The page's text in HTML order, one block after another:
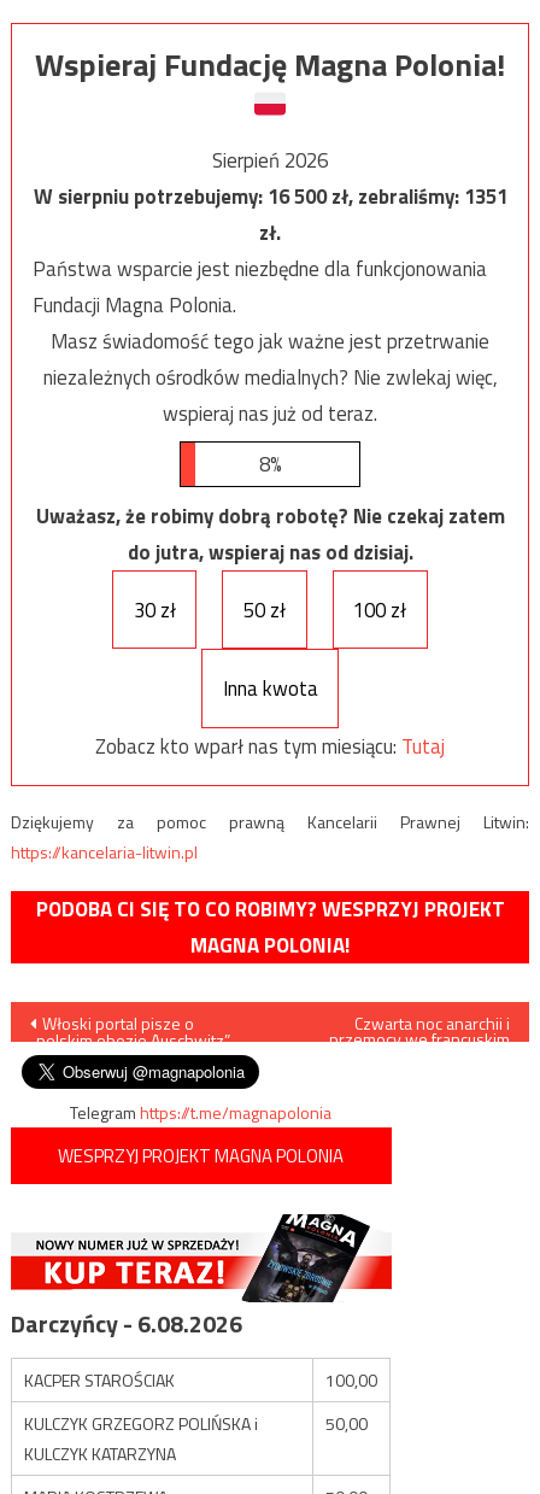
Wspieraj Fundację Magna Polonia!
Sierpień 2026
W sierpniu potrzebujemy:16 500zł, zebraliśmy:1351
zł.
Państwa wsparcie jest niezbędne dla funkcjonowania
Fundacji Magna Polonia.
Masz świadomość tego jak ważne jest przetrwanie
niezależnych ośrodków medialnych? Nie zwlekaj więc,
wspieraj nas już od teraz.
8%
Uważasz, że robimy dobrą robotę? Nie czekaj zatem
do jutra, wspieraj nas od dzisiaj.
30 zł
50 zł 100 zł
Inna kwota
Zobacz kto wparł nas tym miesiącu: Tutaj
Dziękujemy za pomoc prawną Kancelarii Prawnej Litwin:
https://kancelaria-litwin.pl
PODOBA CI SIĘ TO CO ROBIMY? WESPRZYJ PROJEKT
MAGNA POLONIA!
Nawigacja
wpisu
Włoski portal pisze o
„polskim obozie Auschwitz”
Czwarta noc anarchii i
przemocy we francuskim
Telegramhttps://t.me/magnapolonia
WESPRZYJ PROJEKT MAGNA POLONIA
Darczyńcy - 6.08.2026
KACPER STAROŚCIAK
100,00
KULCZYK GRZEGORZ POLIŃSKA i
KULCZYK KATARZYNA
50,00